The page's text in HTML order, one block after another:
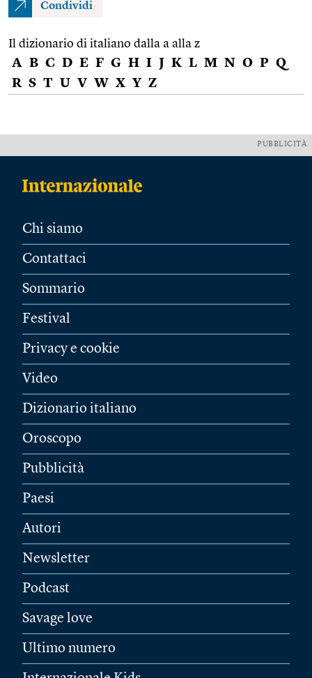
Condividi
Il dizionario di italiano dalla a alla z
A B C D E F G H I J K L M N O P Q
R S T U V W X Y Z
PUBBLICITÀ
Chi siamo
Contattaci
Sommario
Festival
Privacy e cookie
Video
Dizionario italiano
Oroscopo
Pubblicità
Paesi
Autori
Newsletter
Podcast
Savage love
Ultimo numero